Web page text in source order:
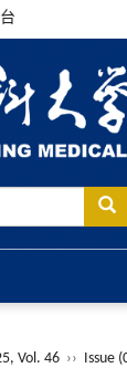
Vol. 46 ›› Issue